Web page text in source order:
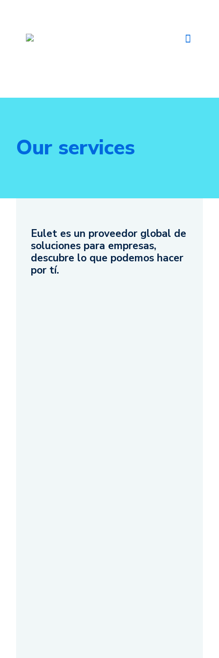
Our services
Eulet es un proveedor global de
soluciones para empresas,
descubre lo que podemos hacer
por tí.